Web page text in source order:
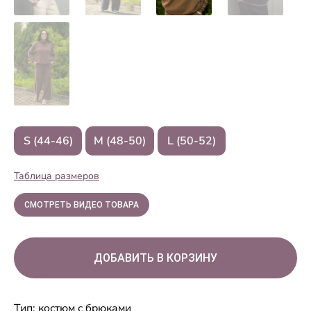
S (44-46) M (48-50) L (50-52)
Таблица размеров
СМОТРЕТЬ ВИДЕО ТОВАРА